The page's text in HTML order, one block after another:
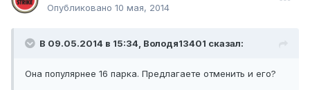
Опубликовано 10 мая, 2014
В 09.05.2014 в 15:34, Володя13401 сказал:
Она популярнее 16 парка. Предлагаете отменить и его?